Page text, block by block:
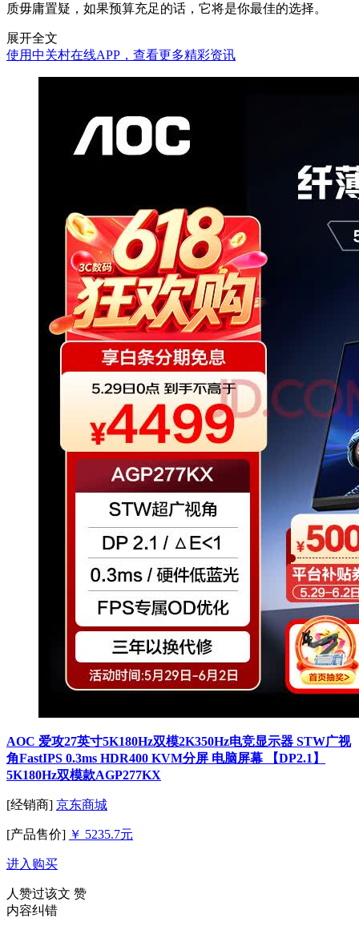
质毋庸置疑，如果预算充足的话，它将是你最佳的选择。
展开全文
使用中关村在线APP，查看更多精彩资讯
AOC 爱攻27英寸5K180Hz双模2K350Hz电竞显示器 STW广视
角FastIPS 0.3ms HDR400 KVM分屏 电脑屏幕 【DP2.1】
5K180Hz双模款AGP277KX
[经销商] 京东商城
[产品售价] ￥ 5235.7元
进入购买
人赞过该文 赞
内容纠错